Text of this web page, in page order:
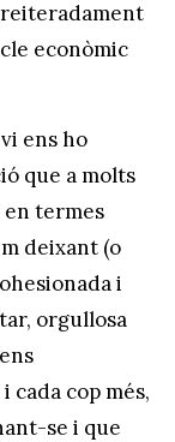
reiteradament
econòmic
ens ho
que a molts
termes
deixant (o
i
orgullosa
cada cop més,
se i que